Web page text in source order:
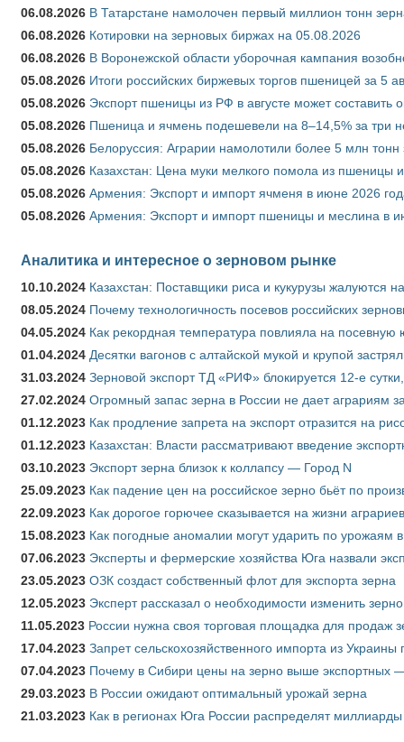
06.08.2026 В Татарстане намолочен первый миллион тонн
06.08.2026 Котировки на зерновых биржах на 05.08.2026
06.08.2026 В Воронежской области уборочная кампания
05.08.2026 Итоги российских биржевых торгов пшеницей за 5
05.08.2026 Экспорт пшеницы из РФ в августе может составить
05.08.2026 Пшеница и ячмень подешевели на 8–14,5% за три
05.08.2026 Белоруссия: Аграрии намолотили более 5 млн тонн
05.08.2026 Казахстан: Цена муки мелкого помола из пшеницы
05.08.2026 Армения: Экспорт и импорт ячменя в июне 2026
05.08.2026 Армения: Экспорт и импорт пшеницы и меслина в
Аналитика и интересное о зерновом рынке
10.10.2024 Казахстан: Поставщики риса и кукурузы жалуются
08.05.2024 Почему технологичность посевов российских
04.05.2024 Как рекордная температура повлияла на
01.04.2024 Десятки вагонов с алтайской мукой и крупой
31.03.2024 Зерновой экспорт ТД «РИФ» блокируется 12-е
27.02.2024 Огромный запас зерна в России не дает аграриям
01.12.2023 Как продление запрета на экспорт отразится на
01.12.2023 Казахстан: Власти рассматривают введение
03.10.2023 Экспорт зерна близок к коллапсу — Город N
25.09.2023 Как падение цен на российское зерно бьёт по
22.09.2023 Как дорогое горючее сказывается на жизни аграриев
15.08.2023 Как погодные аномалии могут ударить по урожаям
07.06.2023 Эксперты и фермерские хозяйства Юга назвали
23.05.2023 ОЗК создаст собственный флот для экспорта зерна
12.05.2023 Эксперт рассказал о необходимости изменить
11.05.2023 России нужна своя торговая площадка для продаж
17.04.2023 Запрет сельскохозяйственного импорта из
07.04.2023 Почему в Сибири цены на зерно выше экспортных
29.03.2023 В России ожидают оптимальный урожай зерна
21.03.2023 Как в регионах Юга России распределят